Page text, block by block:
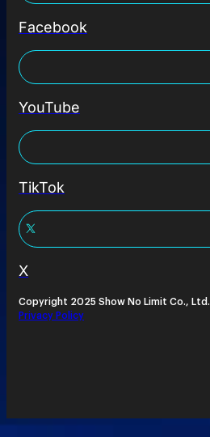
Facebook
YouTube
TikTok
X
Copyright 2025 Show No Limit Co., Ltd.
Privacy Policy